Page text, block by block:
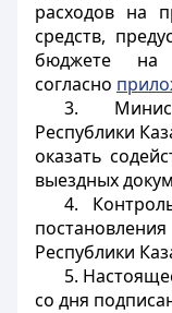
расходов на
средств,
бюджете на
согласно
3.
Республики
оказать
выездных
4.
Республики
5.
со дня